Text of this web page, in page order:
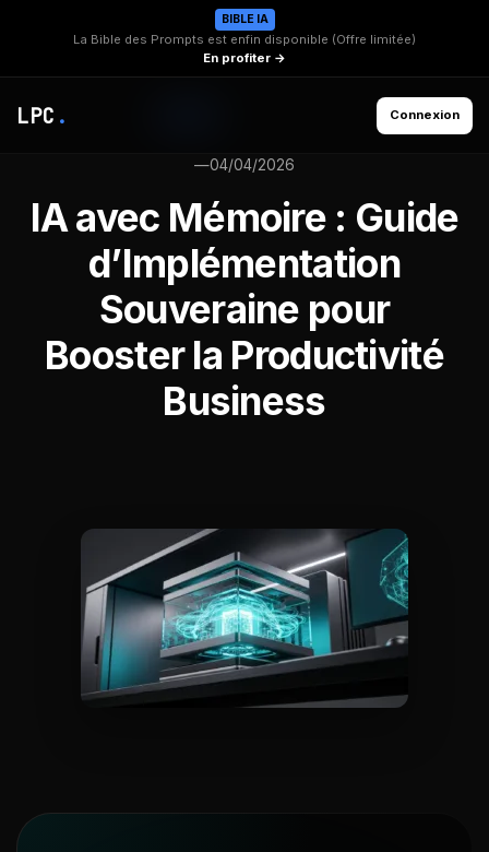
BIBLE IA
La Bible des Prompts est enfin disponible (Offre limitée)
En profiter →
LPC . Connexion
—04/04/2026
IA avec Mémoire : Guide
d’Implémentation
Souveraine pour
Booster la Productivité
Business